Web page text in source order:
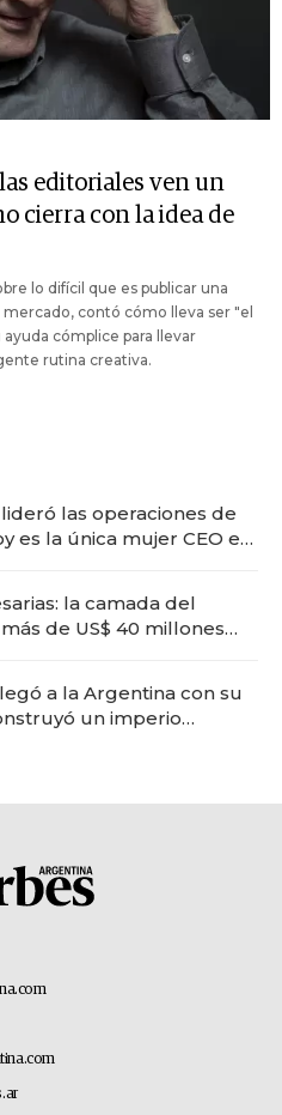
editoriales ven un
cierra con la idea de
lo difícil que es publicar una
contó cómo lleva ser "el
cómplice para llevar
rutina creativa.
las operaciones de
es la única mujer CEO en
la camada del
de US$ 40 millones
a la Argentina con su
un imperio